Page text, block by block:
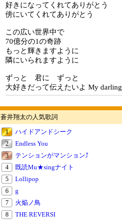
好きになってくれてありがとう
傍にいてくれてありがとう
この広い世界中で
70億分の1の奇跡
もっと輝きますように
隣にいられますように
ずっと 君に ずっと
大好きだって伝えたいよ My darling
蒼井翔太の人気歌詞
1
ハイドアンドシーク
2
Endless You
3
テンションがマンション⤴
4
既読Mu★singナイト
5
Lollipop
6
g
7
火焔ノ鳥
8
THE REVERSI